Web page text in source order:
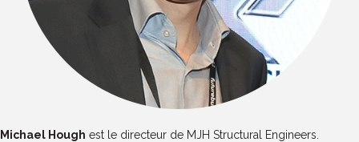
Michael Hough est le directeur de MJH Structural Engineers.